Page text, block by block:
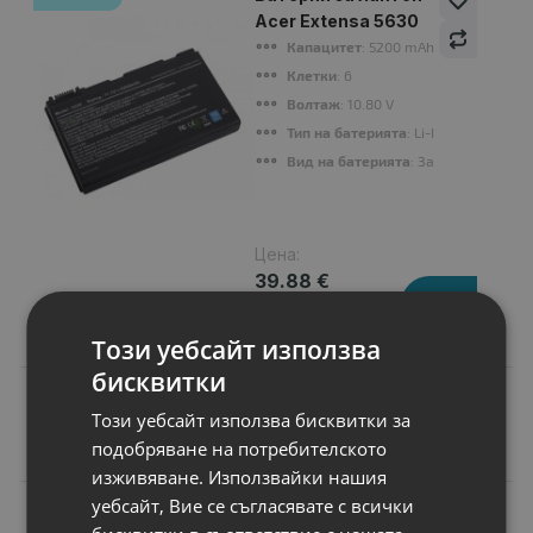
Acer Extensa 5630
Капацитет: 5200 mAh
Клетки: 6
Волтаж: 10.80 V
Тип на батерията: Li-Ion
Вид на батерията: Заместител
Цена:
39.88 €
Подобни продукти
N
Този уебсайт използва
бисквитки
Този уебсайт използва бисквитки за
подобряване на потребителското
изживяване. Използвайки нашия
уебсайт, Вие се съгласявате с всички